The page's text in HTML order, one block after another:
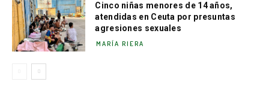
Cinco niñas menores de 14 años,
atendidas en Ceuta por presuntas
agresiones sexuales
MARÍA RIERA